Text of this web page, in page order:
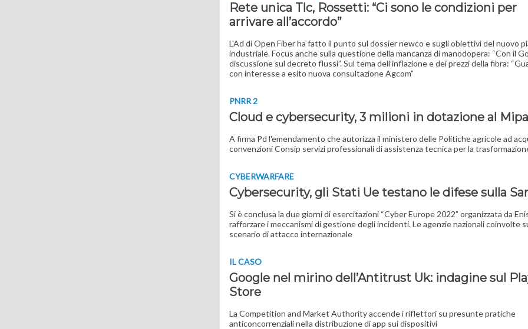
Rete unica Tlc, Rossetti: “Ci sono le condizioni per
arrivare all’accordo”
L'Ad di Open Fiber ha fatto il punto sul dossier newco e sugli obiettivi del nuovo
industriale. Focus anche sulla questione della mancanza di manodopera: “Con il
discussione sul decreto flussi”. Sul tema dell’inflazione e dei prezzi della fibra:
con interesse a esito nuova consultazione Agcom”
PNRR 2
Cloud e cybersecurity, 3 milioni in dotazione al
A firma Pd l'emendamento che autorizza il ministero delle Politiche agricole ad
convenzioni Consip servizi professionali di assistenza tecnica per la
CYBERWARFARE
Cybersecurity, gli Stati Ue testano le difese sulla
Si è conclusa la due giorni di esercitazioni “Cyber Europe 2022” organizzata da
rafforzare i meccanismi di gestione degli incidenti. Le agenzie nazionali coinvolte
scenario di attacco internazionale
IL CASO
Google nel mirino dell’Antitrust Uk: indagine sul
Store
La Competition and Market Authority accende i riflettori su presunte pratiche
anticoncorrenziali nella distribuzione di app sui dispositivi